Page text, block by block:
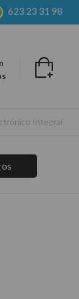
623 23 31 98
Integral